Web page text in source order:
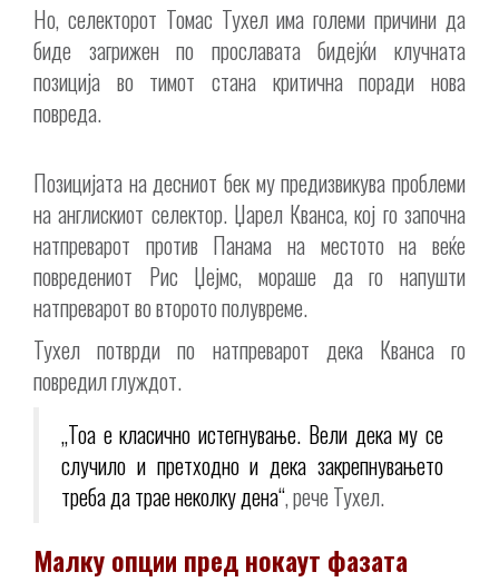
Но, селекторот Томас Тухел има големи причини да
биде загрижен по прославата бидејќи клучната
позиција во тимот стана критична поради нова
повреда.
Позицијата на десниот бек му предизвикува проблеми
на англискиот селектор. Џарел Кванса, кој го започна
натпреварот против Панама на местото на веќе
повредениот Рис Џејмс, мораше да го напушти
натпреварот во второто полувреме.
Тухел потврди по натпреварот дека Кванса го
повредил глуждот.
„Тоа е класично истегнување. Вели дека му се
случило и претходно и дека закрепнувањето
треба да трае неколку дена“, рече Тухел.
Малку опции пред нокаут фазата